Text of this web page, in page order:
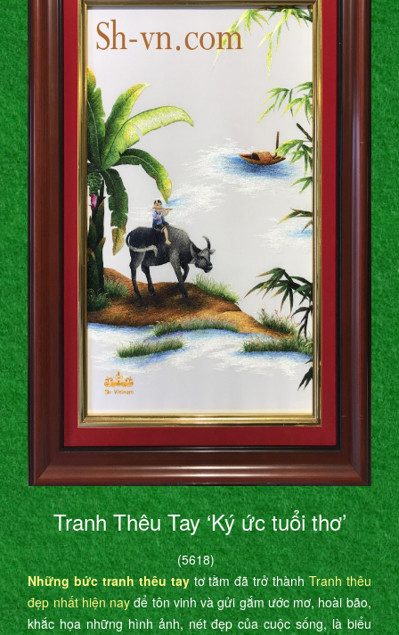
Tranh Thêu Tay ‘Ký ức tuổi thơ’
(5618)
Những bức tranh thêu taytơ tằm đã trở thànhTranh thêu
đẹp nhất hiện nayđể tôn vinh và gửi gắm ước mơ, hoài bão,
khắc họa những hình ảnh, nét đẹp của cuộc sống, là biểu